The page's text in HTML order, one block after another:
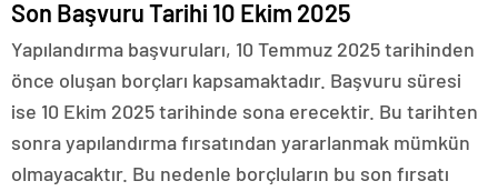
Son Başvuru Tarihi 10 Ekim 2025
Yapılandırma başvuruları, 10 Temmuz 2025 tarihinden
önce oluşan borçları kapsamaktadır. Başvuru süresi
ise 10 Ekim 2025 tarihinde sona erecektir. Bu tarihten
sonra yapılandırma fırsatından yararlanmak mümkün
olmayacaktır. Bu nedenle borçluların bu son fırsatı